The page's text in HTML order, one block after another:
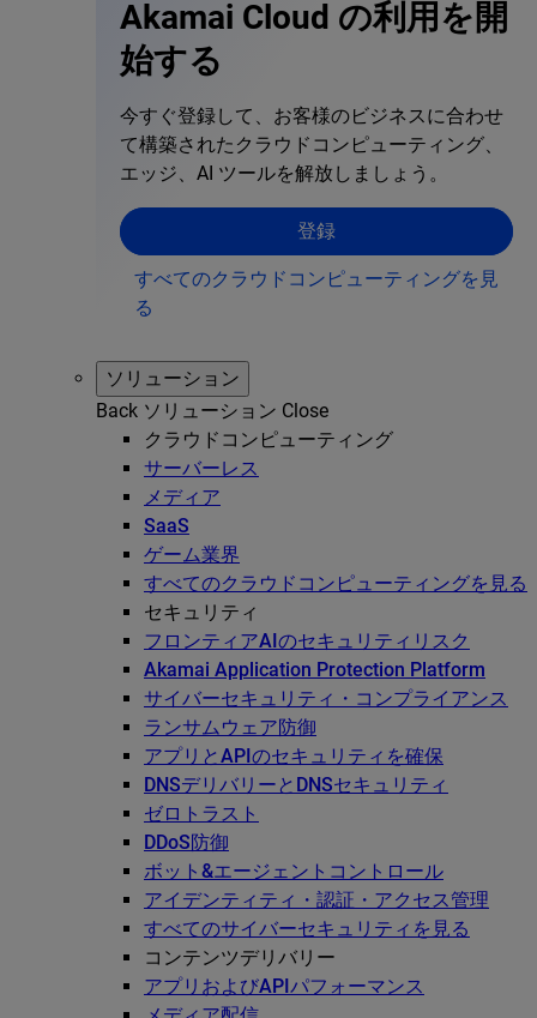
Akamai Cloud の利用を開
始する
今すぐ登録して、お客様のビジネスに合わせ
て構築されたクラウドコンピューティング、
エッジ、AI ツールを解放しましょう。
登録
すべてのクラウドコンピューティングを見
る
ソリューション
Back ソリューション Close
クラウドコンピューティング
サーバーレス
メディア
SaaS
ゲーム業界
すべてのクラウドコンピューティングを見る
セキュリティ
フロンティアAIのセキュリティリスク
Akamai Application Protection Platform
サイバーセキュリティ・コンプライアンス
ランサムウェア防御
アプリとAPIのセキュリティを確保
DNSデリバリーとDNSセキュリティ
ゼロトラスト
DDoS防御
ボット&エージェントコントロール
アイデンティティ・認証・アクセス管理
すべてのサイバーセキュリティを見る
コンテンツデリバリー
アプリおよびAPIパフォーマンス